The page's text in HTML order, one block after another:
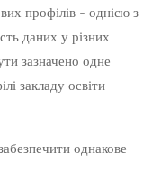
профілів - однією з
даних у різних
зазначено одне
закладу освіти -
однакове